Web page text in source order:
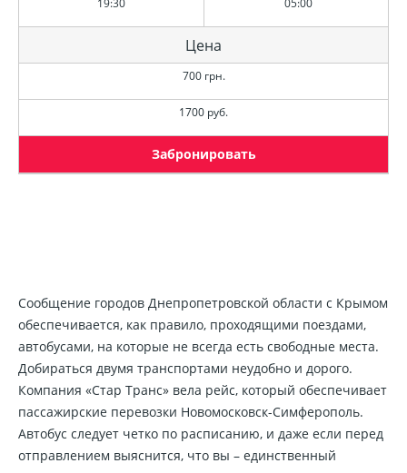
Цена
700 грн.
1700 руб.
Забронировать
Сообщение городов Днепропетровской области с Крымом
обеспечивается, как правило, проходящими поездами,
автобусами, на которые не всегда есть свободные места.
Добираться двумя транспортами неудобно и дорого.
Компания «Стар Транс» вела рейс, который обеспечивает
пассажирские перевозки Новомосковск-Симферополь.
Автобус следует четко по расписанию, и даже если перед
отправлением выяснится, что вы – единственный